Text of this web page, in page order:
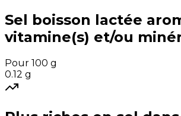
Sel boisson lactée
vitamine(s) et/ou
Pour 100 g
0.12 g